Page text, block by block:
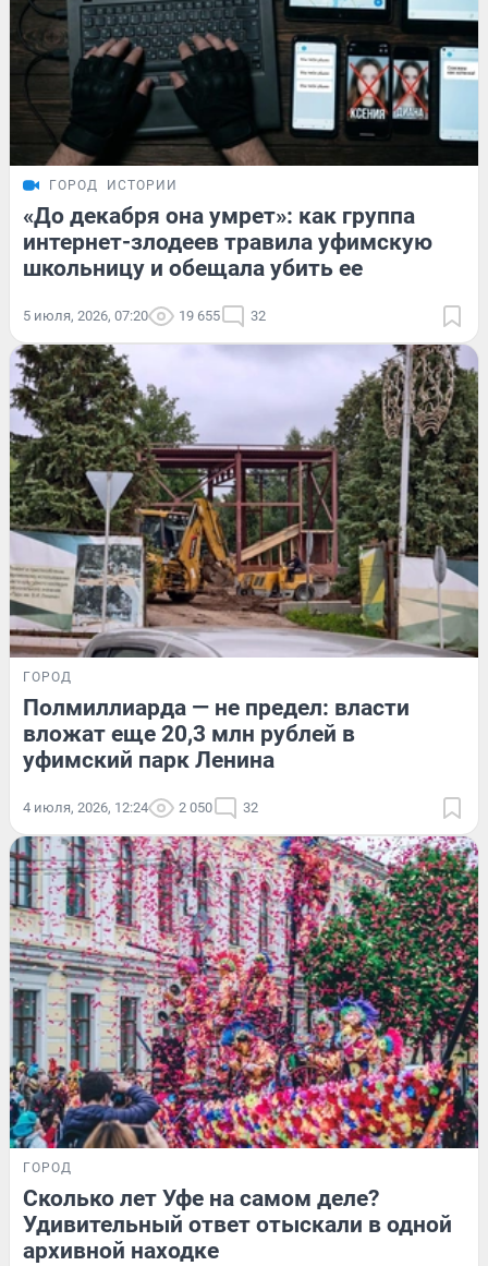
ГОРОД ИСТОРИИ
«До декабря она умрет»: как группа
интернет-злодеев травила уфимскую
школьницу и обещала убить ее
5 июля, 2026, 07:20 19 655 32
ГОРОД
Полмиллиарда — не предел: власти
вложат еще 20,3 млн рублей в
уфимский парк Ленина
4 июля, 2026, 12:24 2 050 32
ГОРОД
Сколько лет Уфе на самом деле?
Удивительный ответ отыскали в одной
архивной находке